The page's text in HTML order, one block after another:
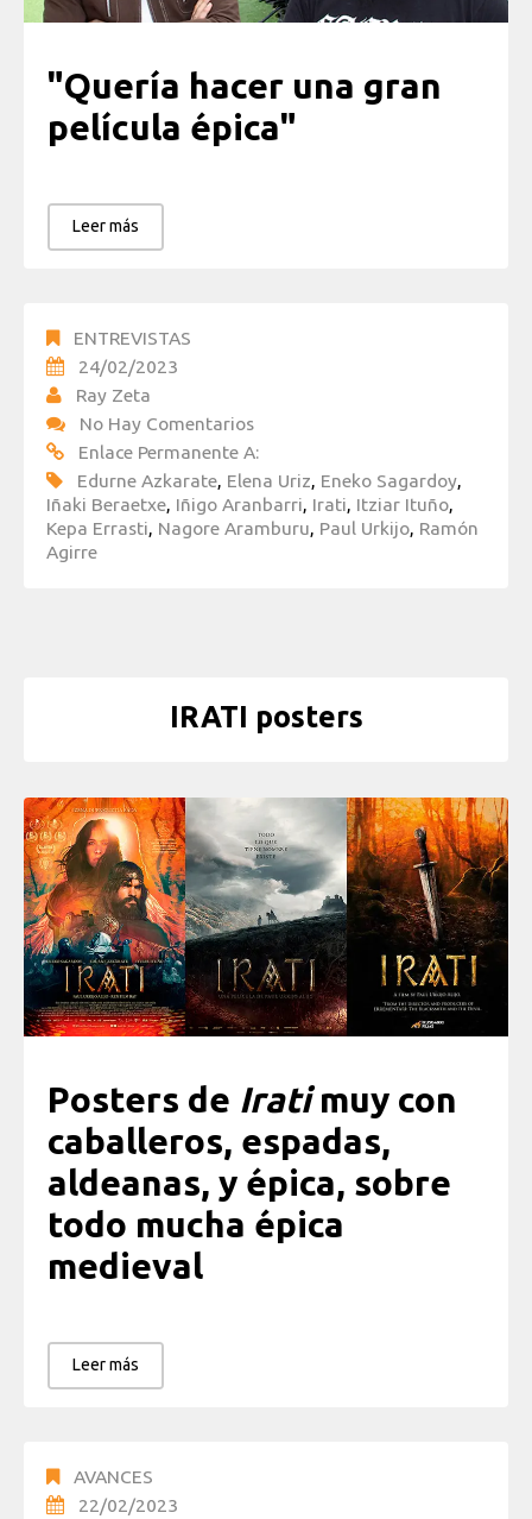
"Quería hacer una gran
película épica"
Leer más
ENTREVISTAS
24/02/2023
Ray Zeta
No Hay Comentarios
Enlace Permanente A:
Edurne Azkarate Elena Uriz Eneko Sagardoy
Iñaki Beraetxe Iñigo Aranbarri Irati Itziar Ituño
Kepa Errasti Nagore Aramburu Paul Urkijo Ramón
Agirre
IRATI posters
Posters de Iratimuy con
caballeros, espadas,
aldeanas, y épica, sobre
todo mucha épica
medieval
Leer más
AVANCES
22/02/2023